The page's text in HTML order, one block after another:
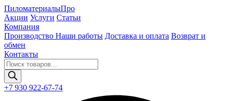
ПиломатериалыПро
Акции Услуги Статьи
Компания
Производство Наши работы Доставка и оплата Возврат и
обмен
Контакты
Поиск
товаров
+7 930 922-67-74